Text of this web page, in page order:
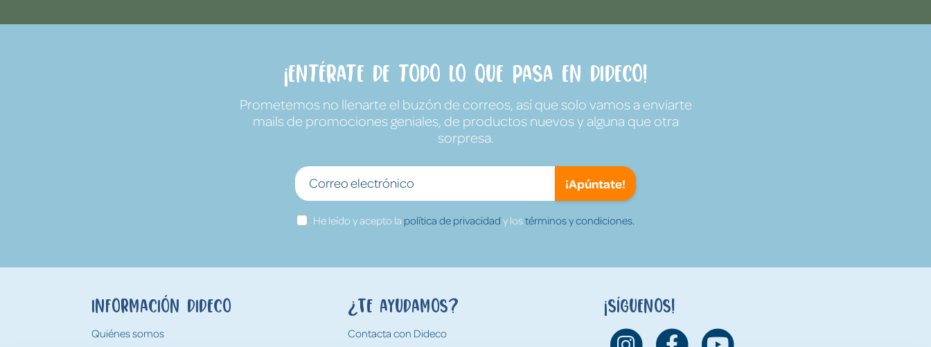
¡Entérate de todo lo que pasa en Dideco!
Prometemos no llenarte el buzón de correos, así que solo vamos a enviarte
mails de promociones geniales, de productos nuevos y alguna que otra
sorpresa.
¡Apúntate!
He leído y acepto la política de privacidad y lostérminos y condiciones.
Información Dideco
Quiénes somos
¿Te ayudamos?
Contacta con Dideco
¡Síguenos!